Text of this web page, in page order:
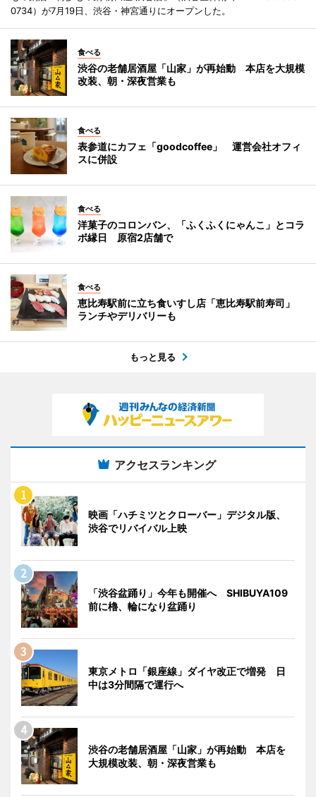
0734）が7月19日、渋谷・神宮通りにオープンした。
食べる
渋谷の老舗居酒屋「山家」が再始動 本店を大規模
改装、朝・深夜営業も
食べる
表参道にカフェ「goodcoffee」 運営会社オフィ
スに併設
食べる
洋菓子のコロンバン、「ふくふくにゃんこ」とコラ
ボ縁日 原宿2店舗で
食べる
恵比寿駅前に立ち食いすし店「恵比寿駅前寿司」
ランチやデリバリーも
もっと見る
アクセスランキング
映画「ハチミツとクローバー」デジタル版、
渋谷でリバイバル上映
「渋谷盆踊り」今年も開催へ SHIBUYA109
前に櫓、輪になり盆踊り
東京メトロ「銀座線」ダイヤ改正で増発 日
中は3分間隔で運行へ
渋谷の老舗居酒屋「山家」が再始動 本店を
大規模改装、朝・深夜営業も